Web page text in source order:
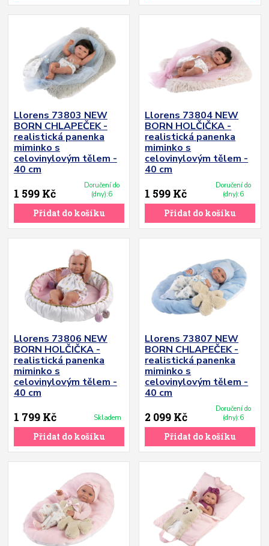
Llorens 73803 NEW
BORN CHLAPEČEK -
realistická panenka
miminko s
celovinylovým tělem -
40 cm
1 599 Kč
Doručení do
(dny):6
Přidat do košíku
Llorens 73804 NEW
BORN HOLČIČKA -
realistická panenka
miminko s
celovinylovým tělem -
40 cm
1 599 Kč
Doručení do
(dny):6
Přidat do košíku
Llorens 73806 NEW
BORN HOLČIČKA -
realistická panenka
miminko s
celovinylovým tělem -
40 cm
1 799 Kč Skladem
Přidat do košíku
Llorens 73807 NEW
BORN CHLAPEČEK -
realistická panenka
miminko s
celovinylovým tělem -
40 cm
2 099 Kč
Doručení do
(dny):6
Přidat do košíku